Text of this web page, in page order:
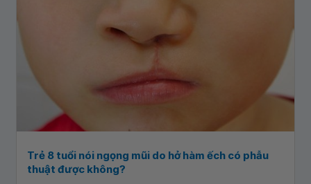
Trẻ 8 tuổi nói ngọng mũi do hở hàm ếch có phẫu
thuật được không?